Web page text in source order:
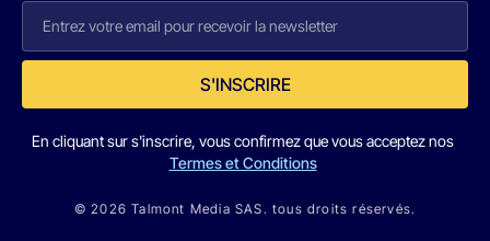
S'INSCRIRE
En cliquant sur s'inscrire, vous confirmez que vous acceptez nos
Termes et Conditions
© 2026 Talmont Media SAS. tous droits réservés.